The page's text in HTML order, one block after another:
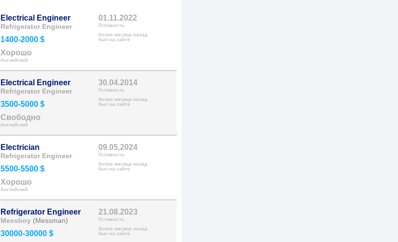
Electrical Engineer
Refrigerator Engineer
1400-2000 $
Хорошо
Английский
01.11.2022
Готовность
более месяца назад
был на сайте
Electrical Engineer
Refrigerator Engineer
3500-5000 $
Свободно
Английский
30.04.2014
Готовность
более месяца назад
был на сайте
Electrician
Refrigerator Engineer
5500-5500 $
Хорошо
Английский
09.05.2024
Готовность
более месяца назад
был на сайте
Refrigerator Engineer
Messboy (Messman)
30000-30000 $
21.08.2023
Готовность
более месяца назад
был на сайте